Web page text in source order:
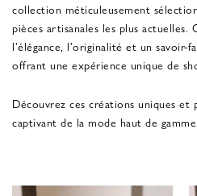
collection méticuleusement
pièces artisanales les plus actuelles.
l'élégance, l'originalité et un savoir-
offrant une expérience unique de
Découvrez ces créations uniques et
captivant de la mode haut de gamme.